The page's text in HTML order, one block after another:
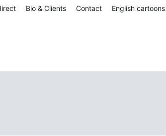
Bio & Clients Contact English cartoons